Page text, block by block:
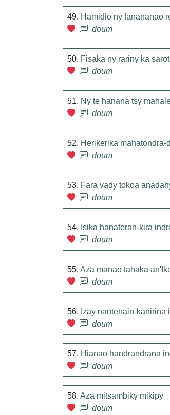
49. Hamidio ny fanananao
doum
50. Fisaka ny rariny ka
doum
51. Ny te hanana tsy
doum
52. Herikerika mahatondra-
doum
53. Fara vady tokoa
doum
54. Isika hanateran-kira
doum
55. Aza manao tahaka
doum
56. Izay nantenain-
doum
57. Hianao handrandrana
doum
58. Aza mitsambiky mikipy
doum